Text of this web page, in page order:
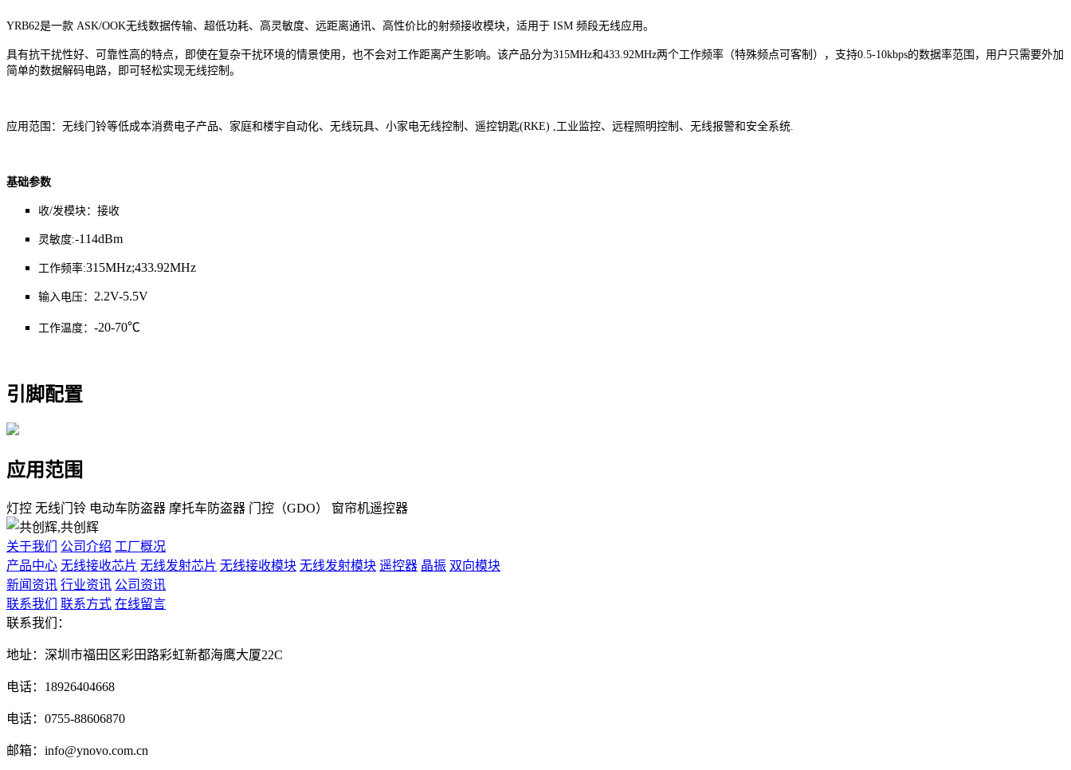
YRB62是一款 ASK/OOK无线数据传输、超低功耗、高灵敏度、远距离通讯、高性价比的射频接收模块，适用于 ISM 频段无线应用。
具有抗干扰性好、可靠性高的特点，即使在复杂干扰环境的情景使用，也不会对工作距离产生影响。该产品分为315MHz和433.92MHz两个工作频率（特殊频点可客制），支持0.5-10kbps的数据率范围，用户只需要外加
简单的数据解码电路，即可轻松实现无线控制。
应用范围：无线门铃等低成本消费电子产品、家庭和楼宇自动化、无线玩具、小家电无线控制、遥控钥匙(RKE) ,工业监控、远程照明控制、无线报警和安全系统.
基础参数
收/发模块：接收
灵敏度:-114dBm
工作频率:315MHz;433.92MHz
输入电压： 2.2V-5.5V
工作温度： -20-70℃
引脚配置
应用范围
灯控 无线门铃 电动车防盗器 摩托车防盗器 门控（GDO） 窗帘机遥控器
关于我们 公司介绍 工厂概况
产品中心 无线接收芯片 无线发射芯片 无线接收模块 无线发射模块 遥控器 晶振 双向模块
新闻资讯 行业资讯 公司资讯
联系我们
联系方式 在线留言
联系我们：
地址：深圳市福田区彩田路彩虹新都海鹰大厦22C
电话：18926404668
电话：0755-88606870
邮箱：info@ynovo.com.cn